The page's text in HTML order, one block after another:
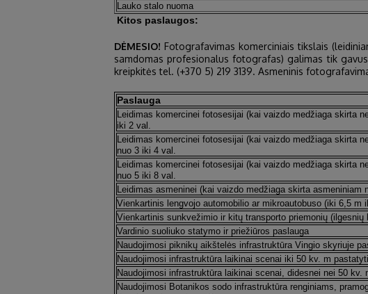
Lauko stalo nuoma
Kitos paslaugos:
DĖMESIO! Fotografavimas komerciniais tikslais
samdomas profesionalus fotografas) galimas tik
kreipkitės tel. (+370 5) 219 3139. Asmeninis
Paslauga
Leidimas komercinei fotosesijai (kai vaizdo medžiaga skirta
iki 2 val.
Leidimas komercinei fotosesijai (kai vaizdo medžiaga skirta
nuo 3 iki 4 val.
Leidimas komercinei fotosesijai (kai vaizdo medžiaga skirta
nuo 5 iki 8 val.
Leidimas asmeninei (kai vaizdo medžiaga skirta
Vienkartinis lengvojo automobilio ar mikroautobuso (iki 6,5
Vienkartinis sunkvežimio ir kitų transporto priemonių
Vardinio suoliuko statymo ir priežiūros paslauga
Naudojimosi piknikų aikštelės infrastruktūra Vingio skyriuje
Naudojimosi infrastruktūra laikinai scenai iki 50 kv. m
Naudojimosi infrastruktūra laikinai scenai, didesnei nei 50
Naudojimosi Botanikos sodo infrastruktūra renginiams,